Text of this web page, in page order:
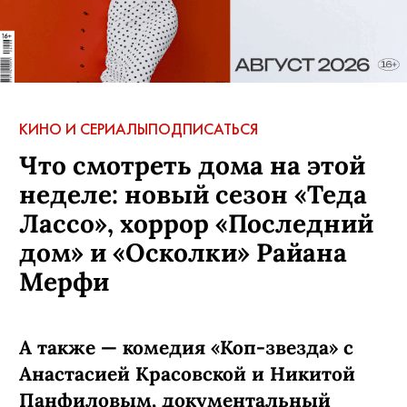
КИНО И СЕРИАЛЫПОДПИСАТЬСЯ
Что смотреть дома на этой
неделе: новый сезон «Теда
Лассо», хоррор «Последний
дом» и «Осколки» Райана
Мерфи
А также — комедия «Коп-звезда» с
Анастасией Красовской и Никитой
Панфиловым, документальный